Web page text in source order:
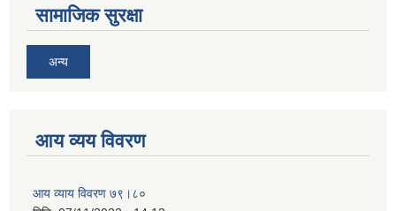
सामाजिक सुरक्षा
अन्य
आय व्यय विवरण
आय व्याय विवरण ७९।८०